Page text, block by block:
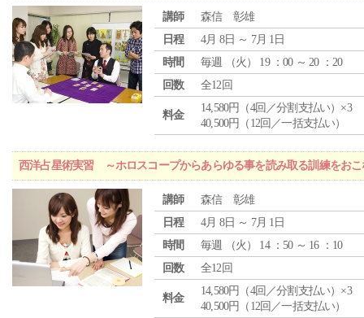
講師
森信 彰雄
日程
4月 8日 ～ 7月 1日
時間
毎週 （火 ） 19 ：00 ～ 20 ：20
回数
全12回
料金
14,580円（4回／分割支払い）×3
40,500円（12回／一括支払い）
西洋占星術実習 ～ホロスコープからあらゆる事を読み取る訓練をおこ
講師
森信 彰雄
日程
4月 8日 ～ 7月 1日
時間
毎週 （火 ） 14 ：50 ～ 16 ：10
回数
全12回
料金
14,580円（4回／分割支払い）×3
40,500円（12回／一括支払い）